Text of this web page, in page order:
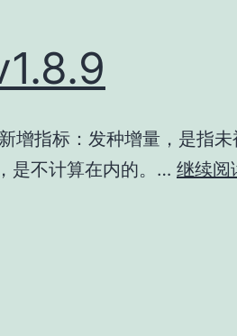
增指标：发种增量，是指未
是不计算在内的。… 继续阅